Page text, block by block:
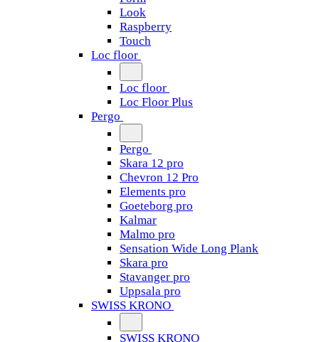
Look
Raspberry
Touch
Loc floor
Loc floor
Loc Floor Plus
Pergo
Pergo
Skara 12 pro
Chevron 12 Pro
Elements pro
Goeteborg pro
Kalmar
Malmo pro
Sensation Wide Long Plank
Skara pro
Stavanger pro
Uppsala pro
SWISS KRONO
SWISS KRONO